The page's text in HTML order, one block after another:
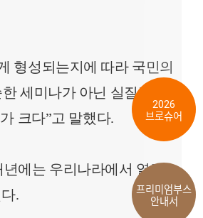
2026
브로슈어
프리미엄부스
안내서
형성되는지에 따라 국민의
세미나가 아닌 실질적인
크다”고 말했다.
에는 우리나라에서 열릴
.